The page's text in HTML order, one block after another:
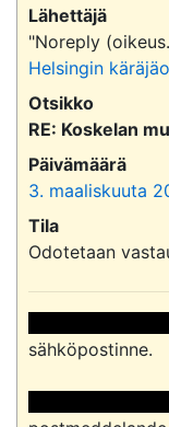
Lähettäjä
"Noreply
Helsingin
Otsikko
RE: Koskelan
Päivämäärä
3. maaliskuuta
Tila
Odotetaan
sähköpostinne.